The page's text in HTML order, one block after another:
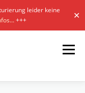
leider keine
+++ ✕
Menü